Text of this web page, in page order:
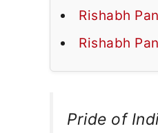
Rishabh Pant
Rishabh Pant
Pride of